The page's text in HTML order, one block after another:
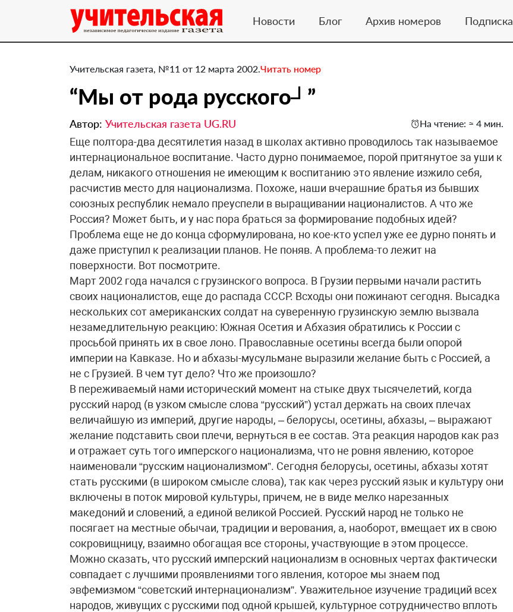
Новости Блог Архив номеров Подписка
Учительская газета, №11 от 12 марта 2002.Читать номер
“Мы от рода русского┘”
Автор: Учительская газета UG.RU На чтение: ≈ 4 мин.
Еще полтора-два десятилетия назад в школах активно проводилось так называемое
интернациональное воспитание. Часто дурно понимаемое, порой притянутое за уши к
делам, никакого отношения не имеющим к воспитанию это явление изжило себя,
расчистив место для национализма. Похоже, наши вчерашние братья из бывших
союзных республик немало преуспели в выращивании националистов. А что же
Россия? Может быть, и у нас пора браться за формирование подобных идей?
Проблема еще не до конца сформулирована, но кое-кто успел уже ее дурно понять и
даже приступил к реализации планов. Не поняв. А проблема-то лежит на
поверхности. Вот посмотрите.
Март 2002 года начался с грузинского вопроса. В Грузии первыми начали растить
своих националистов, еще до распада СССР. Всходы они пожинают сегодня. Высадка
нескольких сот американских солдат на суверенную грузинскую землю вызвала
незамедлительную реакцию: Южная Осетия и Абхазия обратились к России с
просьбой принять их в свое лоно. Православные осетины всегда были опорой
империи на Кавказе. Но и абхазы-мусульмане выразили желание быть с Россией, а
не с Грузией. В чем тут дело? Что же произошло?
В переживаемый нами исторический момент на стыке двух тысячелетий, когда
русский народ (в узком смысле слова “русский”) устал держать на своих плечах
величайшую из империй, другие народы, – белорусы, осетины, абхазы, – выражают
желание подставить свои плечи, вернуться в ее состав. Эта реакция народов как раз
и отражает суть того имперского национализма, что не ровня явлению, которое
наименовали “русским национализмом”. Сегодня белорусы, осетины, абхазы хотят
стать русскими (в широком смысле слова), так как через русский язык и культуру они
включены в поток мировой культуры, причем, не в виде мелко нарезанных
македоний и словений, а единой великой Россией. Русский народ не только не
посягает на местные обычаи, традиции и верования, а, наоборот, вмещает их в свою
сокровищницу, взаимно обогащая все стороны, участвующие в этом процессе.
Можно сказать, что русский имперский национализм в основных чертах фактически
совпадает с лучшими проявлениями того явления, которое мы знаем под
эвфемизмом “советский интернационализм”. Уважительное изучение традиций всех
народов, живущих с русскими под одной крышей, культурное сотрудничество вплоть